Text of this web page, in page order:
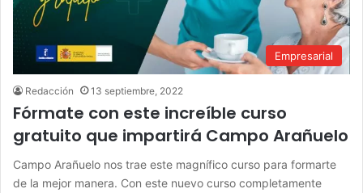
Empresarial
Redacción 13 septiembre, 2022
Fórmate con este increíble curso
gratuito que impartirá Campo Arañuelo
Campo Arañuelo nos trae este magnífico curso para formarte
de la mejor manera. Con este nuevo curso completamente